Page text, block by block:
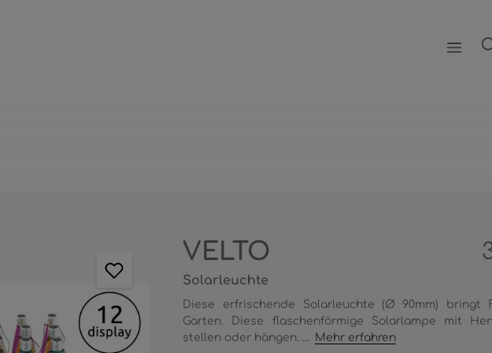
VELTO
Solarleuchte
Diese erfrischende Solarleuchte (Ø 90mm) bringt
Garten. Diese flaschenförmige Solarlampe mit
stellen oder hängen. ...
Mehr erfahren